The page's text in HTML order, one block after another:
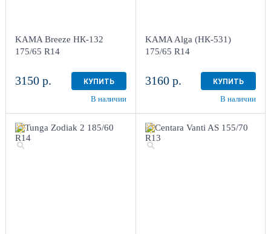
KAMA Breeze НК-132
175/65 R14
3150 р. КУПИТЬ
В наличии
KAMA Alga (НК-531)
175/65 R14
3160 р. КУПИТЬ
В наличии